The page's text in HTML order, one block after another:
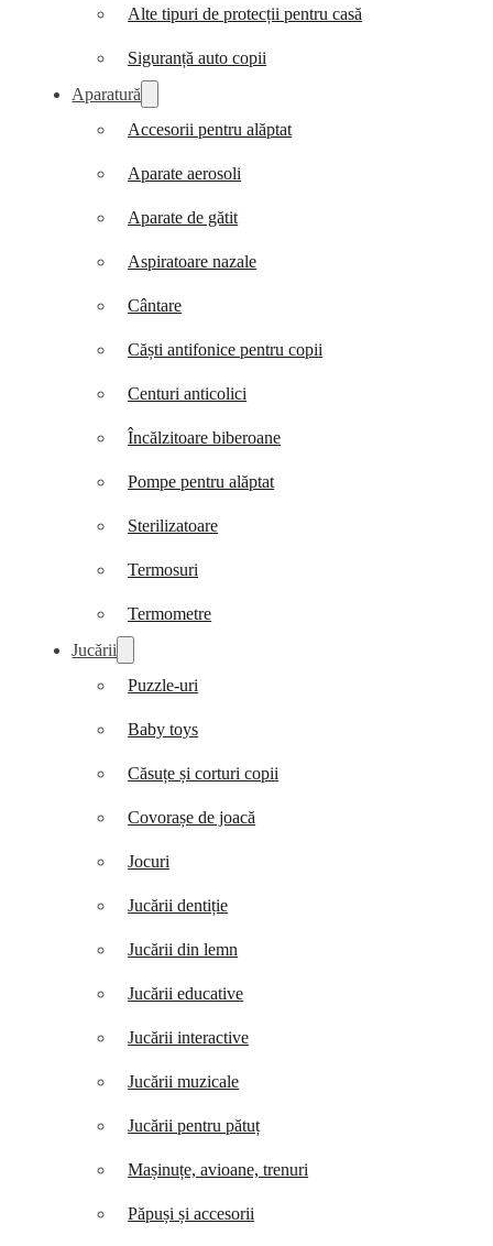
Alte tipuri de protecții pentru casă
Siguranță auto copii
Aparatură
Accesorii pentru alăptat
Aparate aerosoli
Aparate de gătit
Aspiratoare nazale
Cântare
Căști antifonice pentru copii
Centuri anticolici
Încălzitoare biberoane
Pompe pentru alăptat
Sterilizatoare
Termosuri
Termometre
Jucării
Puzzle-uri
Baby toys
Căsuțe și corturi copii
Covorașe de joacă
Jocuri
Jucării dentiție
Jucării din lemn
Jucării educative
Jucării interactive
Jucării muzicale
Jucării pentru pătuț
Mașinuțe, avioane, trenuri
Păpuși și accesorii